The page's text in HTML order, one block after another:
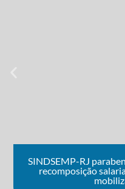
SINDSEMP-RJ
recomposição